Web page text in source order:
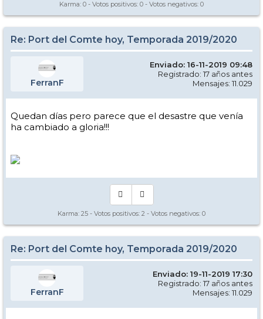
Karma: 0 - Votos positivos: 0 - Votos negativos: 0
Re: Port del Comte hoy, Temporada 2019/2020
FerranF
Enviado: 16-11-2019 09:48
Registrado: 17 años antes
Mensajes: 11.029
Quedan días pero parece que el desastre que venía
ha cambiado a gloria!!!
Karma: 25 - Votos positivos: 2 - Votos negativos: 0
Re: Port del Comte hoy, Temporada 2019/2020
FerranF
Enviado: 19-11-2019 17:30
Registrado: 17 años antes
Mensajes: 11.029